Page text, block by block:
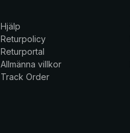
Hjälp
Returpolicy
Returportal
Allmänna villkor
Track Order